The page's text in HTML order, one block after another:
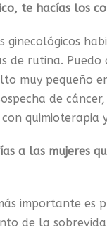
te hacías los
ginecológicos
de rutina.
muy pequeño
de
quimioterapia
a las mujeres
importante es
de la